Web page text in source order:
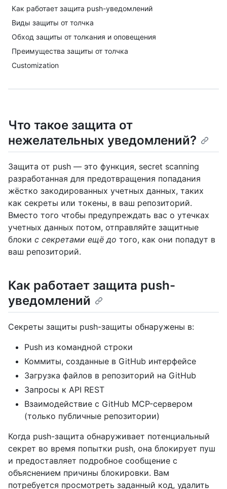
Как работает защита push-уведомлений
Виды защиты от толчка
Обход защиты от толкания и оповещения
Преимущества защиты от толчка
Customization
Что такое защита от
нежелательных уведомлений?
Защита от push — это функция, secret scanning
разработанная для предотвращения попадания
жёстко закодированных учетных данных, таких
как секреты или токены, в ваш репозиторий.
Вместо того чтобы предупреждать вас о утечках
учетных данных потом, отправляйте защитные
блоки с секретами ещё до того, как они попадут в
ваш репозиторий.
Как работает защита push-
уведомлений
Секреты защиты push-защиты обнаружены в:
Push из командной строки
Коммиты, созданные в GitHub интерфейсе
Загрузка файлов в репозиторий на GitHub
Запросы к API REST
Взаимодействие с GitHub MCP-сервером
(только публичные репозитории)
Когда push-защита обнаруживает потенциальный
секрет во время попытки push, она блокирует пуш
и предоставляет подробное сообщение с
объяснением причины блокировки. Вам
потребуется просмотреть заданный код, удалить